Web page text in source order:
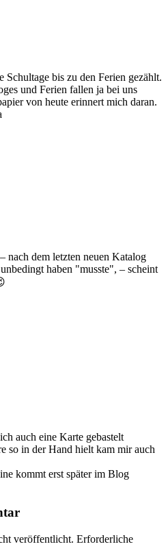
Schultage bis zu den Ferien gezählt.
und Ferien fallen ja bei uns
von heute erinnert mich daran.
nach dem letzten neuen Katalog
haben "musste", – scheint
auch eine Karte gebastelt
so in der Hand hielt kam mir auch
kommt erst später im Blog
veröffentlicht. Erforderliche